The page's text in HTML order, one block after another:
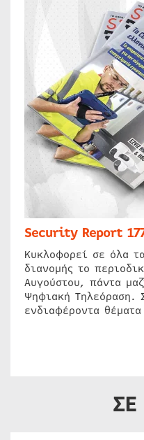
Security Report
Κυκλοφορεί σε όλα
διανομής το
Αυγούστου, πάντα
Ψηφιακή Τηλεόραση.
ενδιαφέροντα